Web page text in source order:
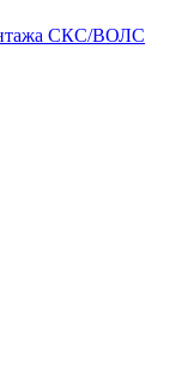
СКС/ВОЛС